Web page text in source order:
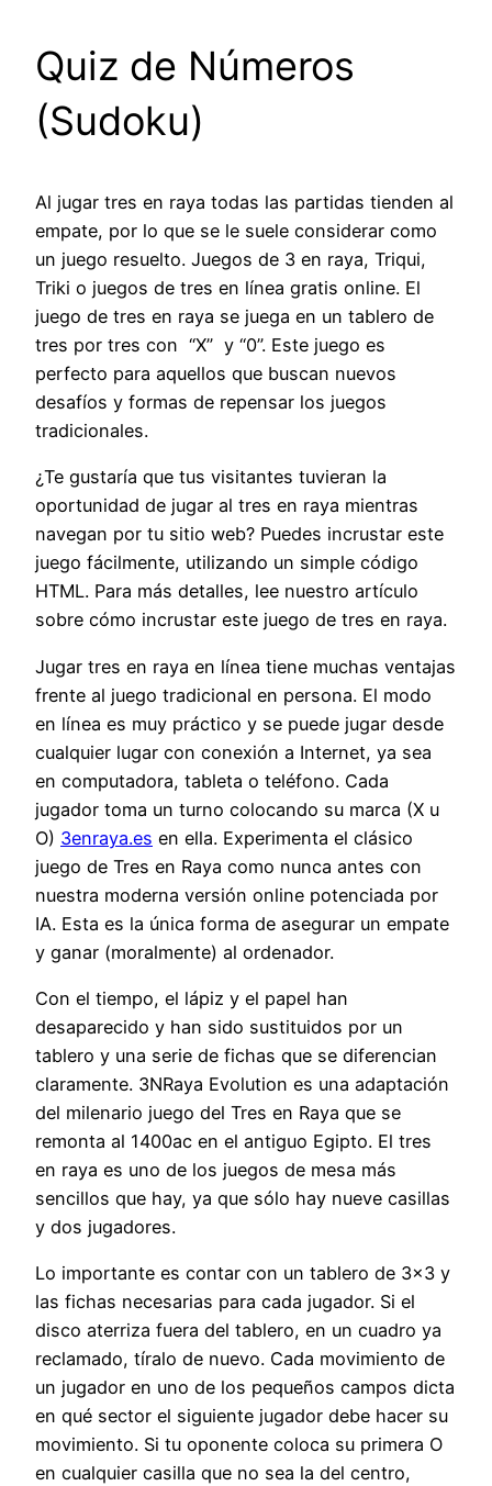
Quiz de Números
(Sudoku)
Al jugar tres en raya todas las partidas tienden al
empate, por lo que se le suele considerar como
un juego resuelto. Juegos de 3 en raya, Triqui,
Triki o juegos de tres en línea gratis online. El
juego de tres en raya se juega en un tablero de
tres por tres con “X” y “0”. Este juego es
perfecto para aquellos que buscan nuevos
desafíos y formas de repensar los juegos
tradicionales.
¿Te gustaría que tus visitantes tuvieran la
oportunidad de jugar al tres en raya mientras
navegan por tu sitio web? Puedes incrustar este
juego fácilmente, utilizando un simple código
HTML. Para más detalles, lee nuestro artículo
sobre cómo incrustar este juego de tres en raya.
Jugar tres en raya en línea tiene muchas ventajas
frente al juego tradicional en persona. El modo
en línea es muy práctico y se puede jugar desde
cualquier lugar con conexión a Internet, ya sea
en computadora, tableta o teléfono. Cada
jugador toma un turno colocando su marca (X u
O) 3enraya.es en ella. Experimenta el clásico
juego de Tres en Raya como nunca antes con
nuestra moderna versión online potenciada por
IA. Esta es la única forma de asegurar un empate
y ganar (moralmente) al ordenador.
Con el tiempo, el lápiz y el papel han
desaparecido y han sido sustituidos por un
tablero y una serie de fichas que se diferencian
claramente. 3NRaya Evolution es una adaptación
del milenario juego del Tres en Raya que se
remonta al 1400ac en el antiguo Egipto. El tres
en raya es uno de los juegos de mesa más
sencillos que hay, ya que sólo hay nueve casillas
y dos jugadores.
Lo importante es contar con un tablero de 3×3 y
las fichas necesarias para cada jugador. Si el
disco aterriza fuera del tablero, en un cuadro ya
reclamado, tíralo de nuevo. Cada movimiento de
un jugador en uno de los pequeños campos dicta
en qué sector el siguiente jugador debe hacer su
movimiento. Si tu oponente coloca su primera O
en cualquier casilla que no sea la del centro,